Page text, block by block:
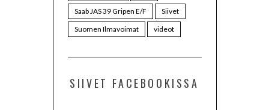
Saab JAS 39 Gripen E/F
Siivet
Suomen Ilmavoimat
videot
SIIVET FACEBOOKISSA